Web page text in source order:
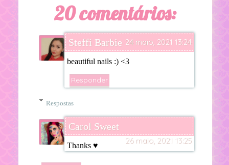
20 comentários:
Steffi Barbie 24 maio, 2021 13:24
beautiful nails :) <3
Responder
Respostas
Carol Sweet
26 maio, 2021 13:25
Thanks ♥